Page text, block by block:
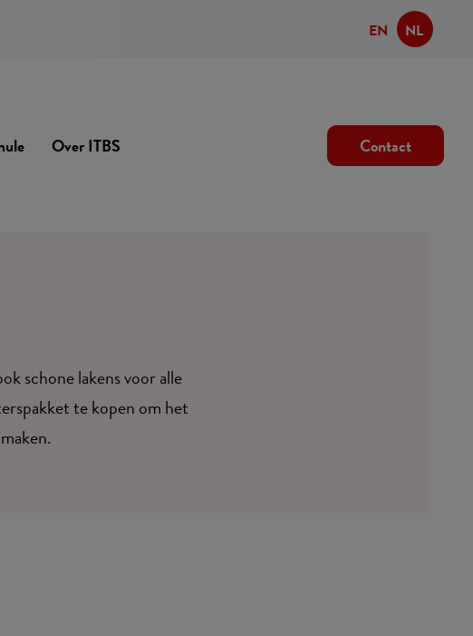
EN NL
Contact
Over ITBS
schone lakens voor alle
te kopen om het